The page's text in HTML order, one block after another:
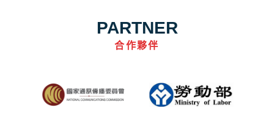
PARTNER
合作夥伴